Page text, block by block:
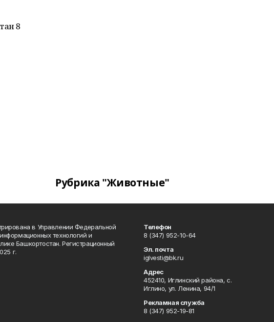
8
Рубрика "Животные"
в Управлении Федеральной
технологий и
Башкортостан. Регистрационный
г.
Телефон
8 (347) 952-10-64
Эл. почта
iglvesti@bk.ru
Адрес
452410, Иглинский района, с.
Иглино, ул. Ленина, 94/1
Рекламная служба
8 (347) 952-19-81